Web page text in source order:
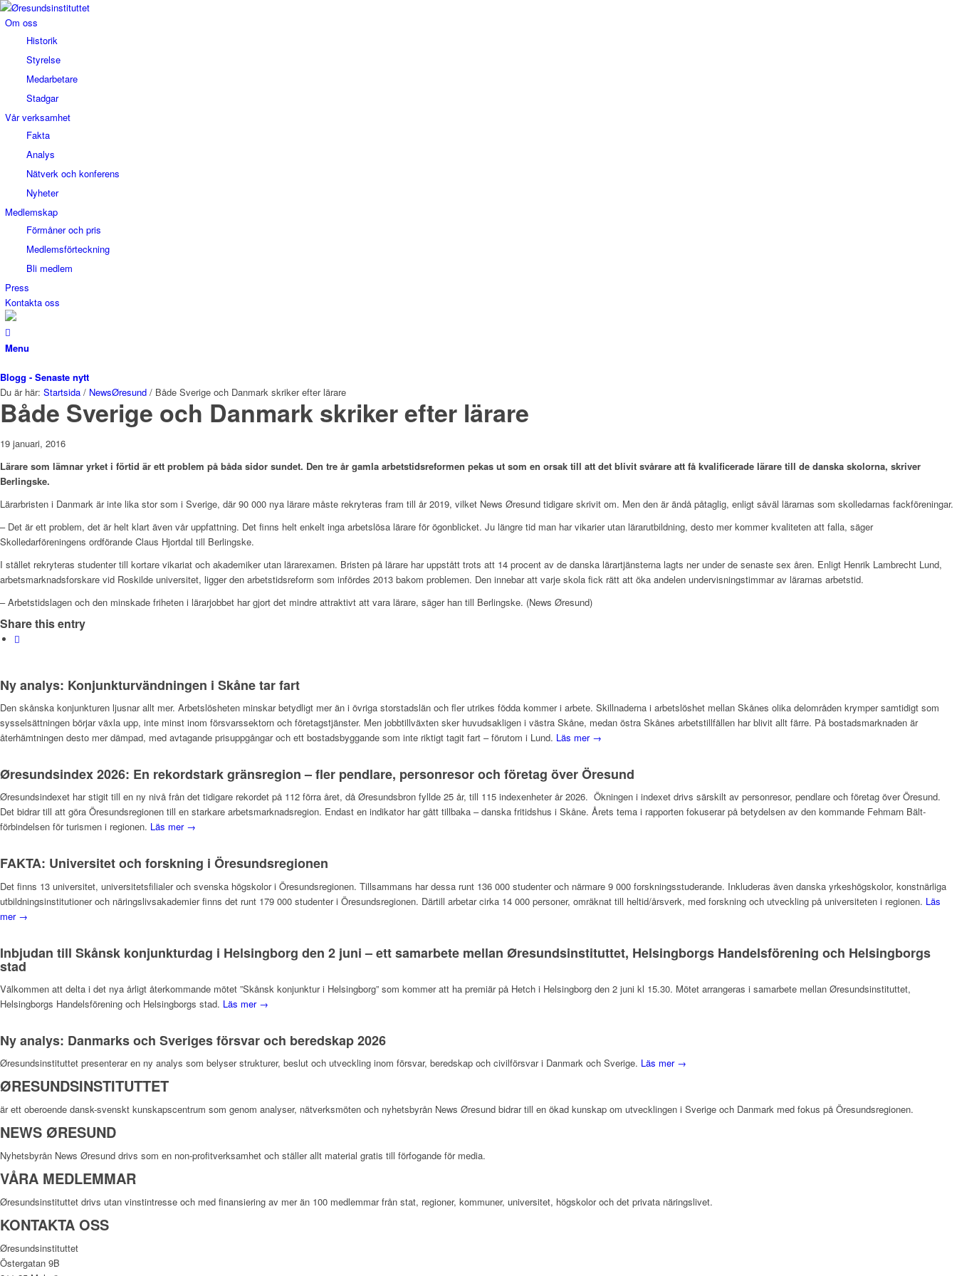
Om oss
Historik
Styrelse
Medarbetare
Stadgar
Vår verksamhet
Fakta
Analys
Nätverk och konferens
Nyheter
Medlemskap
Förmåner och pris
Medlemsförteckning
Bli medlem
Press
Kontakta oss
Menu
Blogg - Senaste nytt
Du är här: Startsida / NewsØresund / Både Sverige och Danmark skriker efter lärare
Både Sverige och Danmark skriker efter lärare
19 januari, 2016
Lärare som lämnar yrket i förtid är ett problem på båda sidor sundet. Den tre år gamla arbetstidsreformen pekas ut som en orsak till att det blivit svårare att få kvalificerade lärare till de danska skolorna, skriver
Berlingske.
Lärarbristen i Danmark är inte lika stor som i Sverige, där 90 000 nya lärare måste rekryteras fram till år 2019, vilket News Øresund tidigare skrivit om. Men den är ändå påtaglig, enligt såväl lärarnas som skolledarnas fackföreningar.
– Det är ett problem, det är helt klart även vår uppfattning. Det finns helt enkelt inga arbetslösa lärare för ögonblicket. Ju längre tid man har vikarier utan lärarutbildning, desto mer kommer kvaliteten att falla, säger
Skolledarföreningens ordförande Claus Hjortdal till Berlingske.
I stället rekryteras studenter till kortare vikariat och akademiker utan lärarexamen. Bristen på lärare har uppstått trots att 14 procent av de danska lärartjänsterna lagts ner under de senaste sex åren. Enligt Henrik Lambrecht Lund,
arbetsmarknadsforskare vid Roskilde universitet, ligger den arbetstidsreform som infördes 2013 bakom problemen. Den innebar att varje skola fick rätt att öka andelen undervisningstimmar av lärarnas arbetstid.
­– Arbetstidslagen och den minskade friheten i lärarjobbet har gjort det mindre attraktivt att vara lärare, säger han till Berlingske. (News Øresund)
Share this entry
Ny analys: Konjunkturvändningen i Skåne tar fart
Den skånska konjunkturen ljusnar allt mer. Arbetslösheten minskar betydligt mer än i övriga storstadslän och fler utrikes födda kommer i arbete. Skillnaderna i arbetslöshet mellan Skånes olika delområden krymper samtidigt som
sysselsättningen börjar växla upp, inte minst inom försvarssektorn och företagstjänster. Men jobbtillväxten sker huvudsakligen i västra Skåne, medan östra Skånes arbetstillfällen har blivit allt färre. På bostadsmarknaden är
återhämtningen desto mer dämpad, med avtagande prisuppgångar och ett bostadsbyggande som inte riktigt tagit fart – förutom i Lund. Läs mer →
Øresundsindex 2026: En rekordstark gränsregion – fler pendlare, personresor och företag över Öresund
Øresundsindexet har stigit till en ny nivå från det tidigare rekordet på 112 förra året, då Øresundsbron fyllde 25 år, till 115 indexenheter år 2026. Ökningen i indexet drivs särskilt av personresor, pendlare och företag över Öresund.
Det bidrar till att göra Öresundsregionen till en starkare arbetsmarknadsregion. Endast en indikator har gått tillbaka – danska fritidshus i Skåne. Årets tema i rapporten fokuserar på betydelsen av den kommande Fehmarn Bält-
förbindelsen för turismen i regionen. Läs mer →
FAKTA: Universitet och forskning i Öresundsregionen
Det finns 13 universitet, universitetsfilialer och svenska högskolor i Öresundsregionen. Tillsammans har dessa runt 136 000 studenter och närmare 9 000 forskningsstuderande. Inkluderas även danska yrkeshögskolor, konstnärliga
utbildningsinstitutioner och näringslivsakademier finns det runt 179 000 studenter i Öresundsregionen. Därtill arbetar cirka 14 000 personer, omräknat till heltid/årsverk, med forskning och utveckling på universiteten i regionen. Läs
mer →
Inbjudan till Skånsk konjunkturdag i Helsingborg den 2 juni – ett samarbete mellan Øresundsinstituttet, Helsingborgs Handelsförening och Helsingborgs
stad
Välkommen att delta i det nya årligt återkommande mötet ”Skånsk konjunktur i Helsingborg” som kommer att ha premiär på Hetch i Helsingborg den 2 juni kl 15.30. Mötet arrangeras i samarbete mellan Øresundsinstituttet,
Helsingborgs Handelsförening och Helsingborgs stad. Läs mer →
Ny analys: Danmarks och Sveriges försvar och beredskap 2026
Øresundsinstituttet presenterar en ny analys som belyser strukturer, beslut och utveckling inom försvar, beredskap och civilförsvar i Danmark och Sverige. Läs mer →
ØRESUNDSINSTITUTTET
är ett oberoende dansk-svenskt kunskapscentrum som genom analyser, nätverksmöten och nyhetsbyrån News Øresund bidrar till en ökad kunskap om utvecklingen i Sverige och Danmark med fokus på Öresundsregionen.
NEWS ØRESUND
Nyhetsbyrån News Øresund drivs som en non-profitverksamhet och ställer allt material gratis till förfogande för media.
VÅRA MEDLEMMAR
Øresundsinstituttet drivs utan vinst­intresse och med finansiering av mer än 100 medlemmar från stat, regioner, kommuner, universitet, högskolor och det privata näringslivet.
KONTAKTA OSS
Øresundsinstituttet
Östergatan 9B